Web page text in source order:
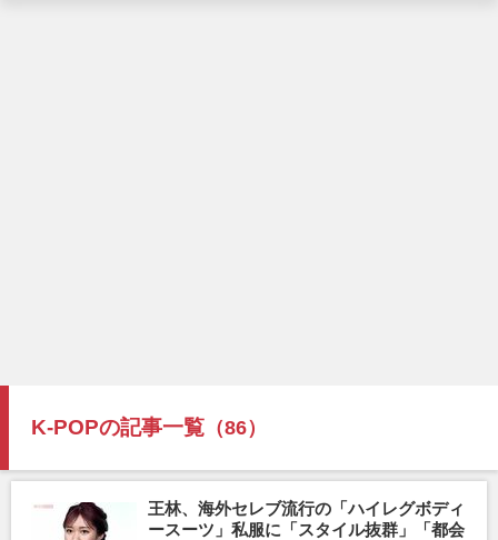
K-POPの記事一覧 （86）
王林、海外セレブ流行の「ハイレグボディ
ースーツ」私服に「スタイル抜群」「都会